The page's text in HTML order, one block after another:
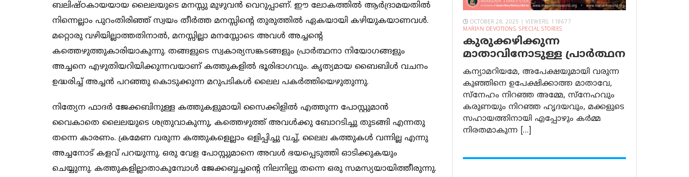
ബലിഷ്ഠകായയായ ലൈലയുടെ മനസ്സു മുഴുവന്‍ വെറുപ്പാണ്. ഈ ലോകത്തില്‍ ആര്‍ദ്രാമയതില്‍
നിന്നെല്ലാം പുറംതിരിഞ്ഞ് സ്വയം തീര്‍ത്ത മനസ്സിന്റെ തുരുത്തില്‍ ഏകയായി കഴിയുകയാണവള്‍.
മറ്റൊരു വഴിയില്ലാത്തതിനാല്‍, മനസ്സില്ലാ മനസ്സോടെ അവള്‍ അച്ചന്റെ
കത്തെഴുത്തുകാരിയാകുന്നു. തങ്ങളുടെ സ്വകാര്യസങ്കടങ്ങളും പ്രാര്‍ത്ഥനാ നിയോഗങ്ങളും
അച്ചനെ എഴുതിയറിയിക്കുന്നവയാണ് കത്തുകളില്‍ ഭൂരിഭാഗവും. കൃത്യമായ ബൈബിള്‍ വചനം
ഉദ്ധരിച്ച് അച്ചന്‍ പറഞ്ഞു കൊടുക്കുന്ന മറുപടികള്‍ ലൈല പകര്‍ത്തിയെഴുതുന്നു.
നിത്യേന ഫാദര്‍ ജേക്കബിനുള്ള കത്തുകളുമായി സൈക്കിളില്‍ എത്തുന്ന പോസ്റ്റുമാന്‍
വൈകാതെ ലൈലയുടെ ശത്രുവാകുന്നു, കത്തെഴുത്ത് അവള്‍ക്കു ബോറടിച്ചു തുടങ്ങി എന്നതു
തന്നെ കാരണം. ക്രമേണ വരുന്ന കത്തുകളെല്ലാം ഒളിപ്പിച്ചു വച്ച്, ലൈല കത്തുകള്‍ വന്നില്ല എന്നു
അച്ചനോട് കളവ് പറയുന്നു. ഒരു വേള പോസ്റ്റുമാനെ അവള്‍ ഭയപ്പെടുത്തി ഓടിക്കുകയും
ചെയ്യുന്നു. കത്തുകളില്ലാതാകുമ്പോള്‍ ജേക്കബ്ബച്ചന്റെ നിലനില്പു തന്നെ ഒരു സമസ്യയായിത്തീരുന്നു.
OCTOBER 28, 2025 | VIEWERS: 118677
MARIAN DEVOTIONS, SPECIAL STORIES
കുരുക്കഴിക്കുന്ന
മാതാവിനോടുള്ള പ്രാര്‍ത്ഥന
കന്യാമറിയമേ, അപേക്ഷയുമായി വരുന്ന
കുഞ്ഞിനെ ഉപേക്ഷിക്കാത്ത മാതാവേ,
സ്നേഹം നിറഞ്ഞ അമ്മേ, സ്നേഹവും
കരുണയും നിറഞ്ഞ ഹൃദയവും, മക്കളുടെ
സഹായത്തിനായി എപ്പോഴും കർമ്മ
നിരതമാകുന്ന […]